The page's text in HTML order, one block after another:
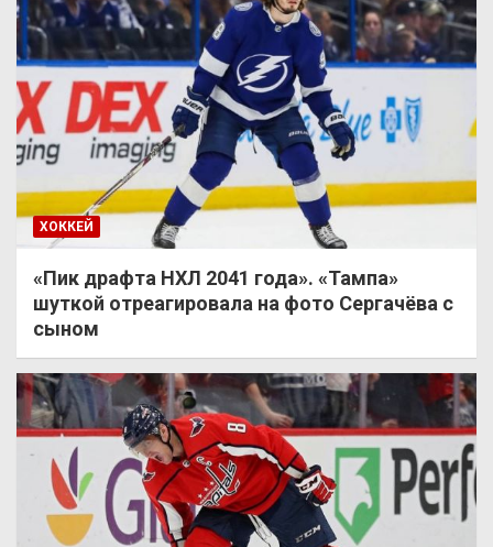
ХОККЕЙ
«Пик драфта НХЛ 2041 года». «Тампа»
шуткой отреагировала на фото Сергачёва с
сыном